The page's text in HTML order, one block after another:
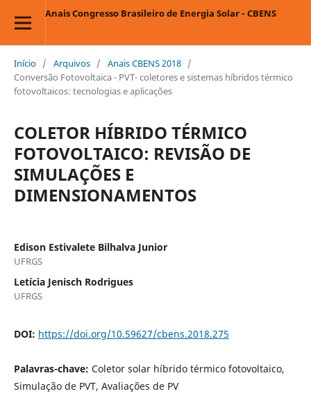
Anais Congresso Brasileiro de Energia Solar - CBENS
Início / Arquivos / Anais CBENS 2018 /
Conversão Fotovoltaica - PVT- coletores e sistemas híbridos térmico
fotovoltaicos: tecnologias e aplicações
COLETOR HÍBRIDO TÉRMICO
FOTOVOLTAICO: REVISÃO DE
SIMULAÇÕES E
DIMENSIONAMENTOS
Edison Estivalete Bilhalva Junior
UFRGS
Letícia Jenisch Rodrigues
UFRGS
DOI: https://doi.org/10.59627/cbens.2018.275
Palavras-chave: Coletor solar híbrido térmico fotovoltaico,
Simulação de PVT, Avaliações de PV